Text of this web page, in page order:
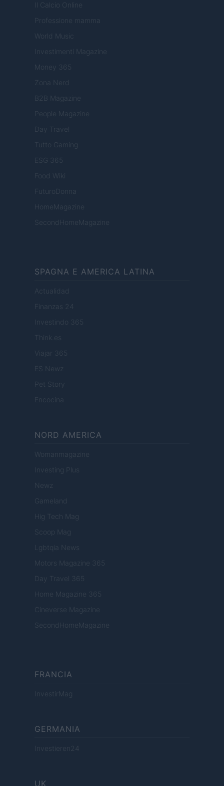
Il Calcio Online
Professione mamma
World Music
Investimenti Magazine
Money 365
Zona Nerd
B2B Magazine
People Magazine
Day Travel
Tutto Gaming
ESG 365
Food Wiki
FuturoDonna
HomeMagazine
SecondHomeMagazine
SPAGNA E AMERICA LATINA
Actualidad
Finanzas 24
Investindo 365
Think.es
Viajar 365
ES Newz
Pet Story
Encocina
NORD AMERICA
Womanmagazine
Investing Plus
Newz
Gameland
Hig Tech Mag
Scoop Mag
Lgbtqia News
Motors Magazine 365
Day Travel 365
Home Magazine 365
Cineverse Magazine
SecondHomeMagazine
FRANCIA
InvestirMag
GERMANIA
Investieren24
UK